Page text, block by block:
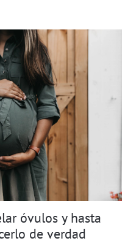
óvulos y hasta
de verdad